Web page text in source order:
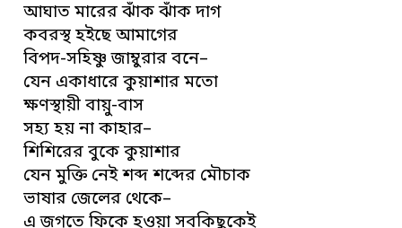
আঘাত মারের ঝাঁক ঝাঁক দাগ
কবরস্থ হইছে আমাগের
বিপদ-সহিষ্ণু জাম্বুরার বনে–
যেন একাধারে কুয়াশার মতো
ক্ষণস্থায়ী বায়ু-বাস
সহ্য হয় না কাহার–
শিশিরের বুকে কুয়াশার
যেন মুক্তি নেই শব্দ শব্দের মৌচাক
ভাষার জেলের থেকে–
এ জগতে ফিকে হওয়া সবকিছুকেই